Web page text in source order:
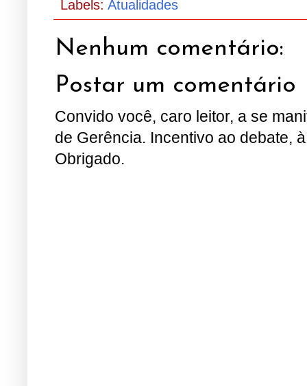
Labels: Atualidades
Nenhum comentário:
Postar um comentário
Convido você, caro leitor, a se
de Gerência. Incentivo ao debate,
Obrigado.